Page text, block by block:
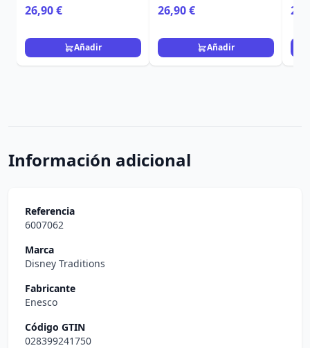
26,90 €
Añadir
HEARTWOOD CREEK
26,90 €
Añadir
Información adicional
Referencia
6007062
Marca
Disney Traditions
Fabricante
Enesco
Código GTIN
028399241750